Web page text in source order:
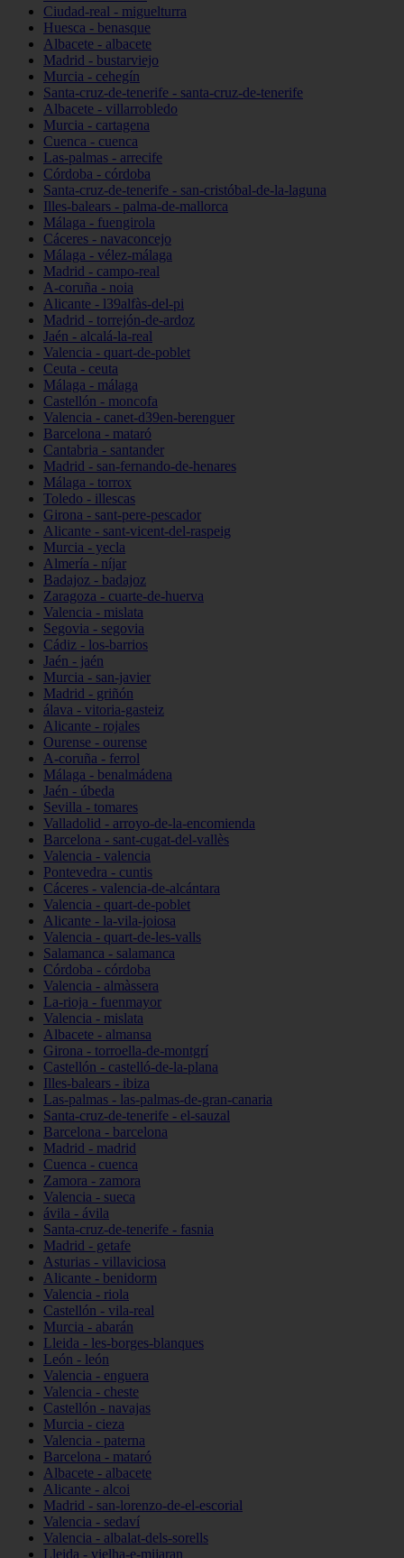
Ciudad-real - miguelturra
Huesca - benasque
Albacete - albacete
Madrid - bustarviejo
Murcia - cehegín
Santa-cruz-de-tenerife - santa-cruz-de-tenerife
Albacete - villarrobledo
Murcia - cartagena
Cuenca - cuenca
Las-palmas - arrecife
Córdoba - córdoba
Santa-cruz-de-tenerife - san-cristóbal-de-la-laguna
Illes-balears - palma-de-mallorca
Málaga - fuengirola
Cáceres - navaconcejo
Málaga - vélez-málaga
Madrid - campo-real
A-coruña - noia
Alicante - l39alfàs-del-pi
Madrid - torrejón-de-ardoz
Jaén - alcalá-la-real
Valencia - quart-de-poblet
Ceuta - ceuta
Málaga - málaga
Castellón - moncofa
Valencia - canet-d39en-berenguer
Barcelona - mataró
Cantabria - santander
Madrid - san-fernando-de-henares
Málaga - torrox
Toledo - illescas
Girona - sant-pere-pescador
Alicante - sant-vicent-del-raspeig
Murcia - yecla
Almería - níjar
Badajoz - badajoz
Zaragoza - cuarte-de-huerva
Valencia - mislata
Segovia - segovia
Cádiz - los-barrios
Jaén - jaén
Murcia - san-javier
Madrid - griñón
álava - vitoria-gasteiz
Alicante - rojales
Ourense - ourense
A-coruña - ferrol
Málaga - benalmádena
Jaén - úbeda
Sevilla - tomares
Valladolid - arroyo-de-la-encomienda
Barcelona - sant-cugat-del-vallès
Valencia - valencia
Pontevedra - cuntis
Cáceres - valencia-de-alcántara
Valencia - quart-de-poblet
Alicante - la-vila-joiosa
Valencia - quart-de-les-valls
Salamanca - salamanca
Córdoba - córdoba
Valencia - almàssera
La-rioja - fuenmayor
Valencia - mislata
Albacete - almansa
Girona - torroella-de-montgrí
Castellón - castelló-de-la-plana
Illes-balears - ibiza
Las-palmas - las-palmas-de-gran-canaria
Santa-cruz-de-tenerife - el-sauzal
Barcelona - barcelona
Madrid - madrid
Cuenca - cuenca
Zamora - zamora
Valencia - sueca
ávila - ávila
Santa-cruz-de-tenerife - fasnia
Madrid - getafe
Asturias - villaviciosa
Alicante - benidorm
Valencia - riola
Castellón - vila-real
Murcia - abarán
Lleida - les-borges-blanques
León - león
Valencia - enguera
Valencia - cheste
Castellón - navajas
Murcia - cieza
Valencia - paterna
Barcelona - mataró
Albacete - albacete
Alicante - alcoi
Madrid - san-lorenzo-de-el-escorial
Valencia - sedaví
Valencia - albalat-dels-sorells
Lleida - vielha-e-mijaran